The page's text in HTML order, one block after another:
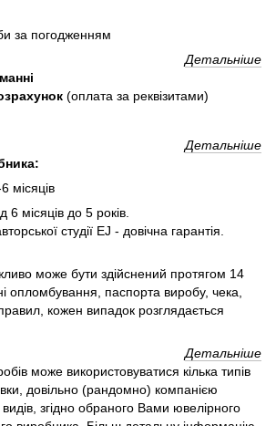
за погодженням
Детальніше
(оплата за реквізитами)
Детальніше
місяців
6 місяців до 5 років.
студії EJ - довічна гарантія.
може бути здійснений протягом 14
опломбування, паспорта виробу, чека,
кожен випадок розглядається
Детальніше
може використовуватися кілька типів
довільно (рандомно) компанією
згідно обраного Вами ювелірного